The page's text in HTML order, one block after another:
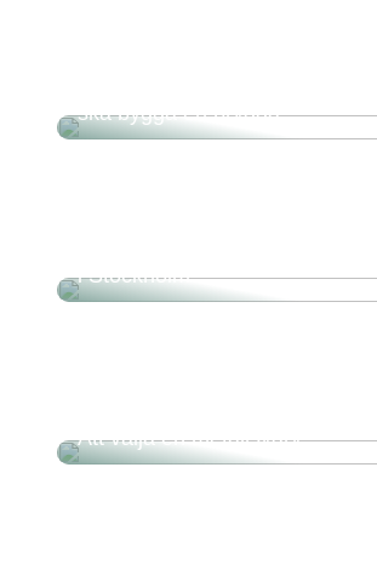
ska bygga en brygga
i Stockholm
Att välja en metallsvarv